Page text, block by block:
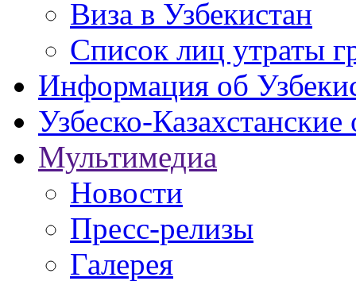
Виза в Узбекистан
Список лиц утраты
Информация об
Узбеско-
Мультимедиа
Новости
Пресс-релизы
Галерея